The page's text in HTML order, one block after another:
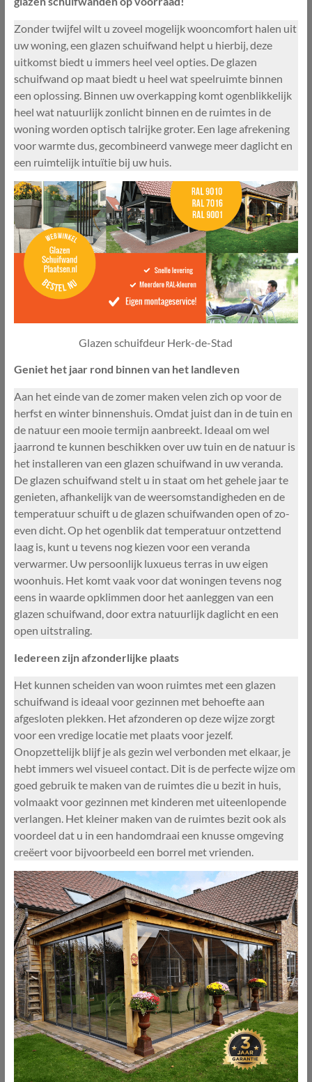
Zonder twijfel wilt u zoveel mogelijk wooncomfort halen uit
uw woning, een glazen schuifwand helpt u hierbij, deze
uitkomst biedt u immers heel veel opties. De glazen
schuifwand op maat biedt u heel wat speelruimte binnen
een oplossing. Binnen uw overkapping komt ogenblikkelijk
heel wat natuurlijk zonlicht binnen en de ruimtes in de
woning worden optisch talrijke groter. Een lage afrekening
voor warmte dus, gecombineerd vanwege meer daglicht en
een ruimtelijk intuïtie bij uw huis.
Glazen schuifdeur Herk-de-Stad
Geniet het jaar rond binnen van het landleven
Aan het einde van de zomer maken velen zich op voor de
herfst en winter binnenshuis. Omdat juist dan in de tuin en
de natuur een mooie termijn aanbreekt. Ideaal om wel
jaarrond te kunnen beschikken over uw tuin en de natuur is
het installeren van een glazen schuifwand in uw veranda.
De glazen schuifwand stelt u in staat om het gehele jaar te
genieten, afhankelijk van de weersomstandigheden en de
temperatuur schuift u de glazen schuifwanden open of zo-
even dicht. Op het ogenblik dat temperatuur ontzettend
laag is, kunt u tevens nog kiezen voor een veranda
verwarmer. Uw persoonlijk luxueus terras in uw eigen
woonhuis. Het komt vaak voor dat woningen tevens nog
eens in waarde opklimmen door het aanleggen van een
glazen schuifwand, door extra natuurlijk daglicht en een
open uitstraling.
Iedereen zijn afzonderlijke plaats
Het kunnen scheiden van woon ruimtes met een glazen
schuifwand is ideaal voor gezinnen met behoefte aan
afgesloten plekken. Het afzonderen op deze wijze zorgt
voor een vredige locatie met plaats voor jezelf.
Onopzettelijk blijf je als gezin wel verbonden met elkaar, je
hebt immers wel visueel contact. Dit is de perfecte wijze om
goed gebruik te maken van de ruimtes die u bezit in huis,
volmaakt voor gezinnen met kinderen met uiteenlopende
verlangen. Het kleiner maken van de ruimtes bezit ook als
voordeel dat u in een handomdraai een knusse omgeving
creëert voor bijvoorbeeld een borrel met vrienden.